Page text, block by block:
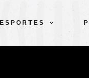
ESPORTES